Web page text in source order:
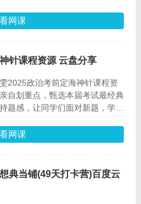
全部覆盖)。3、破解高考底层命
题通用技巧(快速学会高考中的
网课
针课程资源 云盘分享
2025政治考前定海神针课程资
自划重点，甄选本届考试最经典
题感，让同学们面对新题，学会
学、法律、国际、逻辑），考前
济、政治、文化、哲学、国际、
网课
典当铺(49天打卡营)百度云